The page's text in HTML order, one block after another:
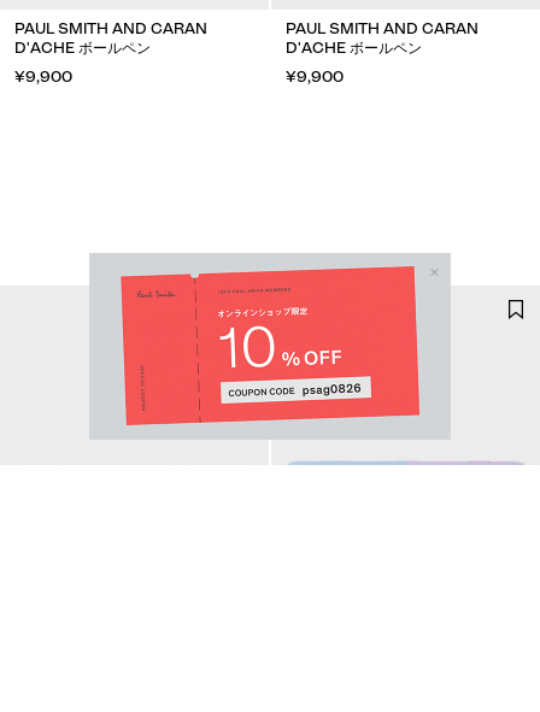
PAUL SMITH AND CARAN
D'ACHE ボールペン
¥9,900
PAUL SMITH AND CARAN
D'ACHE ボールペン
¥9,900